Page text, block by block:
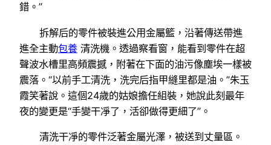
錯。”
拆解后的零件被裝進公用金屬籃，沿著傳送帶進
進全主動包養 清洗機。透過察看窗，能看到零件在超
聲波水槽里高頻震撼，附著在下面的油污像塵埃一樣被
震落。“以前手工清洗，洗完后指甲縫里都是油。”朱玉
霞笑著說。這個24歲的姑娘擔任組裝，她說此刻最年
夜的變更是“手變干凈了，活卻做得更細了”。
清洗干凈的零件泛著金屬光澤，被送到丈量區。